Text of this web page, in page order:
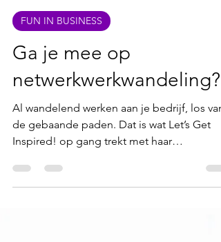
17 mei 2023
3 minuten om te lezen
FUN IN BUSINESS
Ga je mee op
netwerkwerkwandeling?
Al wandelend werken aan je bedrijf, los van
de gebaande paden. Dat is wat Let’s Get